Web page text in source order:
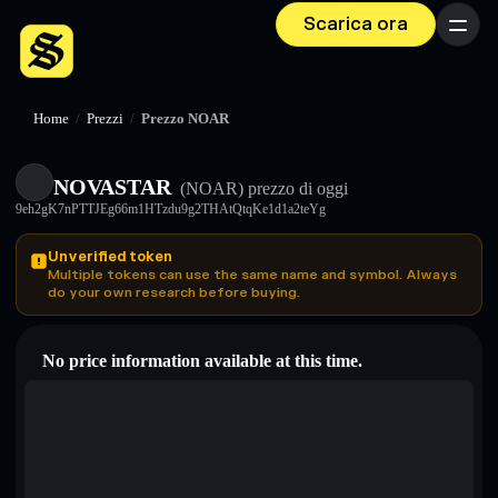
Scarica ora Menu
Home / Prezzi / Prezzo NOAR
NOVASTAR (NOAR) prezzo di oggi
9eh2gK7nPTTJEg66m1HTzdu9g2THAtQtqKe1d1a2teYg
Unverified token
Multiple tokens can use the same name and symbol. Always
do your own research before buying.
No price information available at this time.